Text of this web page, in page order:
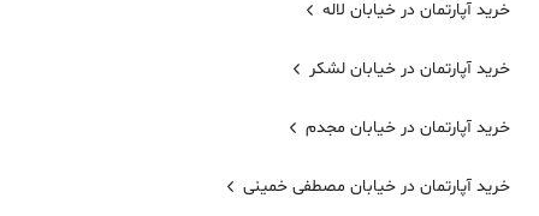
خرید آپارتمان در خیابان لاله
خرید آپارتمان در خیابان لشکر
خرید آپارتمان در خیابان مجدم
خرید آپارتمان در خیابان مصطفی خمینی